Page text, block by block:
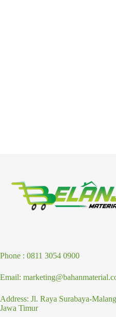
Phone : 0811 3054 0900
Email:
Address: Jl. Raya Surabaya-
Jawa Timur